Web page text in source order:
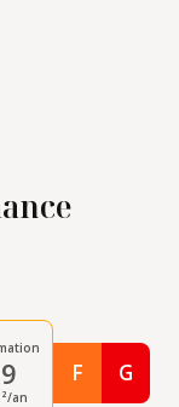
an
FClasse F
G